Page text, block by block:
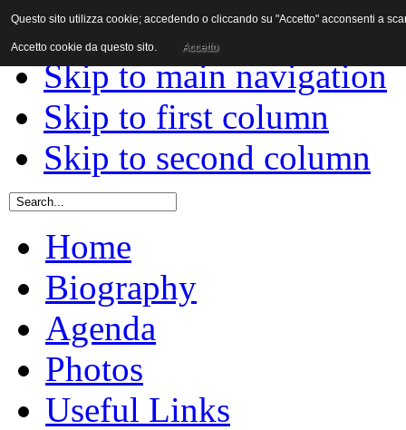
Skip to content
Skip to main navigation
Skip to first column
Skip to second column
Home
Biography
Agenda
Photos
Useful Links
Questo sito utilizza cookie; accedendo o cliccando su "Accetto" acconsenti a
Accetto cookie da questo sito. Accetto